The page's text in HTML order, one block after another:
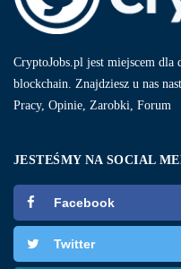
CryptoJobs.pl jest miejscem dla
blockchain. Znajdziesz u nas
Pracy, Opinie, Zarobki, Forum
JESTEŚMY NA SOCIAL
Facebook
Twitter